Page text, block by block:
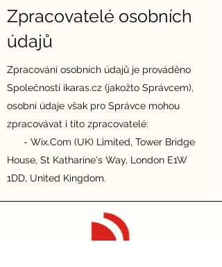
Zpracovatelé osobních
údajů
Zpracování osobních údajů je prováděno
Společností ikaras.cz (jakožto Správcem),
osobní údaje však pro Správce mohou
zpracovávat i tito zpracovatelé:
- Wix.Com (UK) Limited, Tower Bridge
House, St Katharine's Way, London E1W
1DD, United Kingdom.